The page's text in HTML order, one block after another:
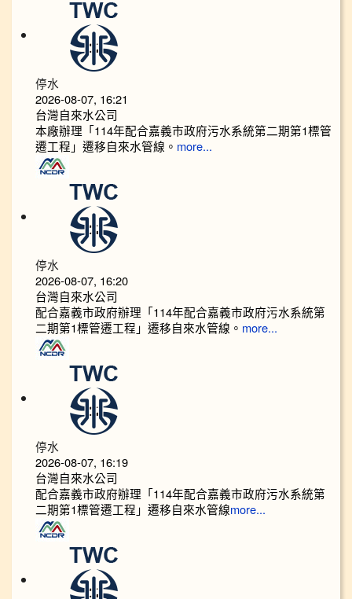
停水
2026-08-07, 16:21
台灣自來水公司
本廠辦理「114年配合嘉義市政府污水系統第二期第1標管
遷工程」遷移自來水管線。 more...
停水
2026-08-07, 16:20
台灣自來水公司
配合嘉義市政府辦理「114年配合嘉義市政府污水系統第
二期第1標管遷工程」遷移自來水管線。 more...
停水
2026-08-07, 16:19
台灣自來水公司
配合嘉義市政府辦理「114年配合嘉義市政府污水系統第
二期第1標管遷工程」遷移自來水管線more...